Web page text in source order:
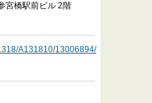
宮橋駅前ビル 2階
A131810/13006894/